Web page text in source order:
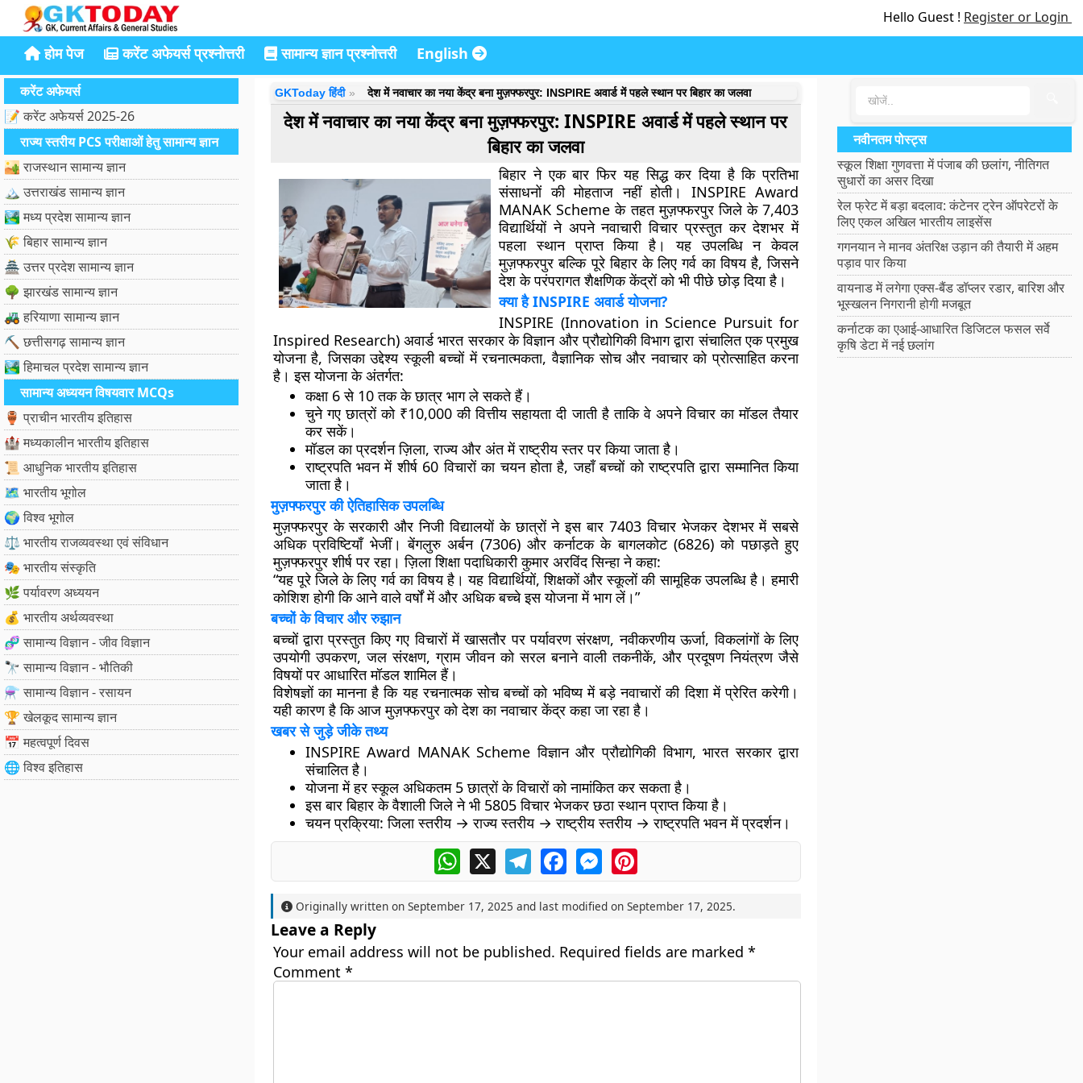
Hello Guest ! Register or Login
होम पेज करेंट अफेयर्स प्रश्नोत्तरी सामान्य ज्ञान प्रश्नोत्तरी English
करेंट अफेयर्स
📝 करेंट अफेयर्स 2025-26
राज्य स्तरीय PCS परीक्षाओं हेतु सामान्य ज्ञान
🏜️ राजस्थान सामान्य ज्ञान
🏔️ उत्तराखंड सामान्य ज्ञान
🏞️ मध्य प्रदेश सामान्य ज्ञान
🌾 बिहार सामान्य ज्ञान
🏯 उत्तर प्रदेश सामान्य ज्ञान
🌳 झारखंड सामान्य ज्ञान
🚜 हरियाणा सामान्य ज्ञान
⛏️ छत्तीसगढ़ सामान्य ज्ञान
🏞️ हिमाचल प्रदेश सामान्य ज्ञान
सामान्य अध्ययन विषयवार MCQs
🏺 प्राचीन भारतीय इतिहास
🏰 मध्यकालीन भारतीय इतिहास
📜 आधुनिक भारतीय इतिहास
🗺️ भारतीय भूगोल
🌍 विश्व भूगोल
⚖️ भारतीय राजव्यवस्था एवं संविधान
🎭 भारतीय संस्कृति
🌿 पर्यावरण अध्ययन
💰 भारतीय अर्थव्यवस्था
🧬 सामान्य विज्ञान - जीव विज्ञान
🔭 सामान्य विज्ञान - भौतिकी
⚗️ सामान्य विज्ञान - रसायन
🏆 खेलकूद सामान्य ज्ञान
📅 महत्वपूर्ण दिवस
🌐 विश्व इतिहास
GKToday हिंदी देश में नवाचार का नया केंद्र बना मुज़फ्फरपुर: INSPIRE अवार्ड में पहले स्थान पर बिहार का जलवा
देश में नवाचार का नया केंद्र बना मुज़फ्फरपुर: INSPIRE अवार्ड में पहले स्थान पर
बिहार का जलवा
बिहार ने एक बार फिर यह सिद्ध कर दिया है कि प्रतिभा
संसाधनों की मोहताज नहीं होती। INSPIRE Award
MANAK Scheme के तहतमुज़फ्फरपुर जिलेके 7,403
विद्यार्थियों ने अपने नवाचारी विचार प्रस्तुत कर देशभर में
पहला स्थान प्राप्त किया है। यह उपलब्धि न केवल
मुज़फ्फरपुर बल्कि पूरे बिहार के लिए गर्व का विषय है, जिसने
देश के परंपरागत शैक्षणिक केंद्रों को भी पीछे छोड़ दिया है।
क्या है INSPIRE अवार्ड योजना?
INSPIRE (Innovation in Science Pursuit for
Inspired Research)अवार्ड भारत सरकार के विज्ञान और प्रौद्योगिकी विभाग द्वारा संचालित एक प्रमुख
योजना है, जिसका उद्देश्य स्कूली बच्चों मेंरचनात्मकता, वैज्ञानिक सोच और नवाचारको प्रोत्साहित करना
है। इस योजना के अंतर्गत:
कक्षा 6 से 10तक के छात्र भाग ले सकते हैं।
चुने गए छात्रों को ₹10,000 की वित्तीय सहायतादी जाती है ताकि वे अपने विचार का मॉडल तैयार
कर सकें।
मॉडल का प्रदर्शन ज़िला, राज्य और अंत मेंराष्ट्रीय स्तर पर किया जाता है।
राष्ट्रपति भवन में शीर्ष 60 विचारों का चयनहोता है, जहाँ बच्चों को राष्ट्रपति द्वारा सम्मानित किया
जाता है।
मुज़फ्फरपुर की ऐतिहासिक उपलब्धि
मुज़फ्फरपुर केसरकारी और निजी विद्यालयोंके छात्रों ने इस बार7403 विचार भेजकरदेशभर में सबसे
अधिक प्रविष्टियाँ भेजीं।बेंगलुरु अर्बन (7306)औरकर्नाटक के बागलकोट (6826)को पछाड़ते हुए
मुज़फ्फरपुर शीर्ष पर रहा। ज़िला शिक्षा पदाधिकारीकुमार अरविंद सिन्हाने कहा:
“यह पूरे जिले के लिए गर्व का विषय है। यह विद्यार्थियों, शिक्षकों और स्कूलों की सामूहिक उपलब्धि है। हमारी
कोशिश होगी कि आने वाले वर्षों में और अधिक बच्चे इस योजना में भाग लें।”
बच्चों के विचार और रुझान
बच्चों द्वारा प्रस्तुत किए गए विचारों में खासतौर परपर्यावरण संरक्षण,नवीकरणीय ऊर्जा,विकलांगों के लिए
उपयोगी उपकरण,जल संरक्षण,ग्राम जीवन को सरल बनाने वाली तकनीकें, औरप्रदूषण नियंत्रणजैसे
विषयों पर आधारित मॉडल शामिल हैं।
विशेषज्ञों का मानना है कि यहरचनात्मक सोच बच्चों को भविष्य में बड़े नवाचारों की दिशा में प्रेरित करेगी।
यही कारण है कि आजमुज़फ्फरपुर को देश का नवाचार केंद्रकहा जा रहा है।
खबर से जुड़े जीके तथ्य
INSPIRE Award MANAK Scheme विज्ञान और प्रौद्योगिकी विभाग, भारत सरकार द्वारा
संचालित है।
योजना मेंहर स्कूल अधिकतम 5 छात्रों के विचारों को नामांकित कर सकता है।
इस बारबिहार के वैशाली जिलेने भी 5805 विचार भेजकरछठा स्थानप्राप्त किया है।
चयन प्रक्रिया: जिला स्तरीय → राज्य स्तरीय → राष्ट्रीय स्तरीय → राष्ट्रपति भवन में प्रदर्शन।
WhatsApp
X TelegramFacebookMessengerPinterest
Originally written on September 17, 2025 and last modified on September 17, 2025.
Leave a Reply
Your email address will not be published. Required fields are marked *
Comment *
नवीनतम पोस्ट्स
स्कूल शिक्षा गुणवत्ता में पंजाब की छलांग, नीतिगत
सुधारों का असर दिखा
रेल फ्रेट में बड़ा बदलाव: कंटेनर ट्रेन ऑपरेटरों के
लिए एकल अखिल भारतीय लाइसेंस
गगनयान ने मानव अंतरिक्ष उड़ान की तैयारी में अहम
पड़ाव पार किया
वायनाड में लगेगा एक्स-बैंड डॉप्लर रडार, बारिश और
भूस्खलन निगरानी होगी मजबूत
कर्नाटक का एआई-आधारित डिजिटल फसल सर्वे
कृषि डेटा में नई छलांग